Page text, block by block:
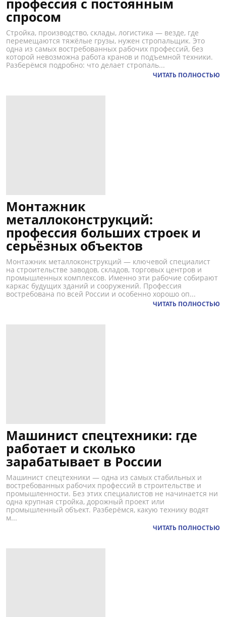
профессия с постоянным
спросом
Стройка, производство, склады, логистика — везде, где
перемещаются тяжёлые грузы, нужен стропальщик. Это
одна из самых востребованных рабочих профессий, без
которой невозможна работа кранов и подъемной техники.
Разберёмся подробно: что делает стропаль...
ЧИТАТЬ ПОЛНОСТЬЮ
Монтажник
металлоконструкций:
профессия больших строек и
серьёзных объектов
Монтажник металлоконструкций — ключевой специалист
на строительстве заводов, складов, торговых центров и
промышленных комплексов. Именно эти рабочие собирают
каркас будущих зданий и сооружений. Профессия
востребована по всей России и особенно хорошо оп...
ЧИТАТЬ ПОЛНОСТЬЮ
Машинист спецтехники: где
работает и сколько
зарабатывает в России
Машинист спецтехники — одна из самых стабильных и
востребованных рабочих профессий в строительстве и
промышленности. Без этих специалистов не начинается ни
одна крупная стройка, дорожный проект или
промышленный объект. Разберёмся, какую технику водят
м...
ЧИТАТЬ ПОЛНОСТЬЮ